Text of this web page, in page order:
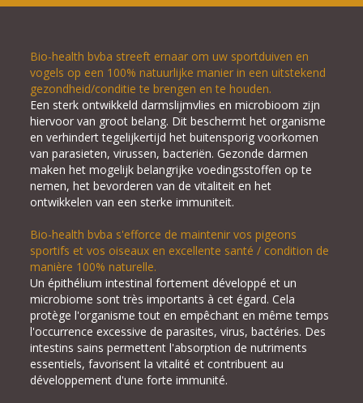
Bio-health bvba streeft ernaar om uw sportduiven en
vogels op een 100% natuurlijke manier in een uitstekend
gezondheid/conditie te brengen en te houden.
Een sterk ontwikkeld darmslijmvlies en microbioom zijn
hiervoor van groot belang. Dit beschermt het organisme
en verhindert tegelijkertijd het buitensporig voorkomen
van parasieten, virussen, bacteriën. Gezonde darmen
maken het mogelijk belangrijke voedingsstoffen op te
nemen, het bevorderen van de vitaliteit en het
ontwikkelen van een sterke immuniteit.
Bio-health bvba s'efforce de maintenir vos pigeons
sportifs et vos oiseaux en excellente santé / condition de
manière 100% naturelle.
Un épithélium intestinal fortement développé et un
microbiome sont très importants à cet égard. Cela
protège l'organisme tout en empêchant en même temps
l'occurrence excessive de parasites, virus, bactéries. Des
intestins sains permettent l'absorption de nutriments
essentiels, favorisent la vitalité et contribuent au
développement d'une forte immunité.